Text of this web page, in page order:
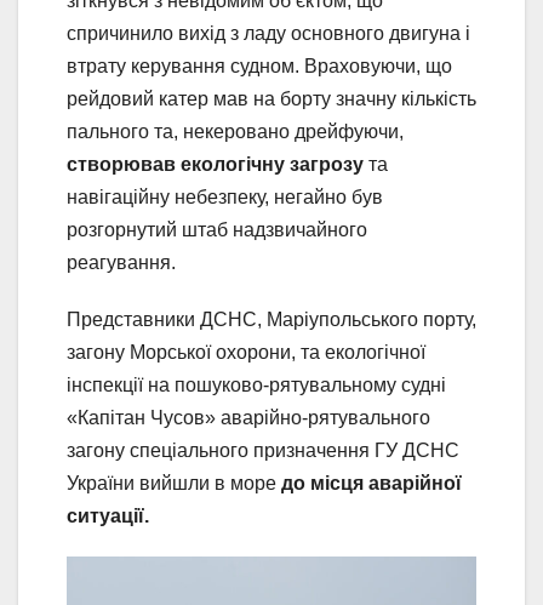
спричинило вихід з ладу основного двигуна і
втрату керування судном. Враховуючи, що
рейдовий катер мав на борту значну кількість
пального та, некеровано дрейфуючи,
створював екологічну загрозу та
навігаційну небезпеку, негайно був
розгорнутий штаб надзвичайного
реагування.
Представники ДСНС, Маріупольського порту,
загону Морської охорони, та екологічної
інспекції на пошуково-рятувальному судні
«Капітан Чусов» аварійно-рятувального
загону спеціального призначення ГУ ДСНС
України вийшли в море до місця аварійної
ситуації.